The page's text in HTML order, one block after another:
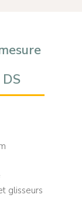
glisseurs